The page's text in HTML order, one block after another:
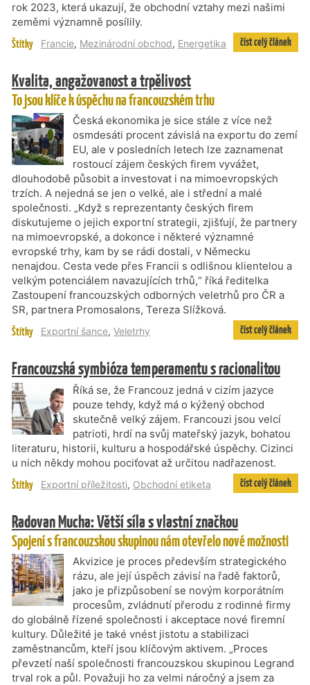
rok 2023, která ukazují, že obchodní vztahy mezi našimi
zeměmi významně posílily.
Štítky Francie, Mezinárodní obchod, Energetika číst celý článek
Kvalita, angažovanost a trpělivost
To jsou klíče k úspěchu na francouzském trhu
Česká ekonomika je sice stále z více než
osmdesáti procent závislá na exportu do zemí
EU, ale v posledních letech lze zaznamenat
rostoucí zájem českých firem vyvážet,
dlouhodobě působit a investovat i na mimoevropských
trzích. A nejedná se jen o velké, ale i střední a malé
společnosti. „Když s reprezentanty českých firem
diskutujeme o jejich exportní strategii, zjišťují, že partnery
na mimoevropské, a dokonce i některé významné
evropské trhy, kam by se rádi dostali, v Německu
nenajdou. Cesta vede přes Francii s odlišnou klientelou a
velkým potenciálem navazujících trhů,“ říká ředitelka
Zastoupení francouzských odborných veletrhů pro ČR a
SR, partnera Promosalons, Tereza Slížková.
Štítky Exportní šance, Veletrhy číst celý článek
Francouzská symbióza temperamentu s racionalitou
Říká se, že Francouz jedná v cizím jazyce
pouze tehdy, když má o kýžený obchod
skutečně velký zájem. Francouzi jsou velcí
patrioti, hrdí na svůj mateřský jazyk, bohatou
literaturu, historii, kulturu a hospodářské úspěchy. Cizinci
u nich někdy mohou pociťovat až určitou nadřazenost.
Štítky Exportní příležitosti, Obchodní etiketa číst celý článek
Radovan Mucha: Větší síla s vlastní značkou
Spojení s francouzskou skupinou nám otevřelo nové možnosti
Akvizice je proces především strategického
rázu, ale její úspěch závisí na řadě faktorů,
jako je přizpůsobení se novým korporátním
procesům, zvládnutí přerodu z rodinné firmy
do globálně řízené společnosti i akceptace nové firemní
kultury. Důležité je také vnést jistotu a stabilizaci
zaměstnancům, kteří jsou klíčovým aktivem. „Proces
převzetí naší společnosti francouzskou skupinou Legrand
trval rok a půl. Považuji ho za velmi náročný a jsem za